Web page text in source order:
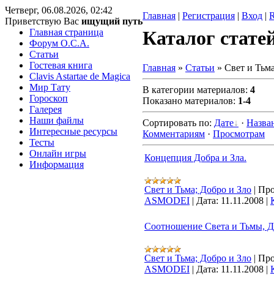
Четверг, 06.08.2026, 02:42
Приветствую Вас ищущий путь
Главная | Регистрация | Вход |
Главная страница
Форум O.C.A.
Статьи
Гостевая книга
Clavis Astartae de Magica
Мир Тату
Гороскоп
Галерея
Наши файлы
Интересные ресурсы
Тесты
Онлайн игры
Информация
Каталог
Главная » Статьи » Свет и
В категории материалов: 4
Показано материалов: 1-4
Сортировать по: Дате ·
Комментариям · Просмотрам
Концепция Добра и Зла.
Свет и Тьма; Добро и Зло |
ASMODEI | Дата: 11.11.2008 |
Соотношение Света и Тьмы,
Свет и Тьма; Добро и Зло |
ASMODEI | Дата: 11.11.2008 |